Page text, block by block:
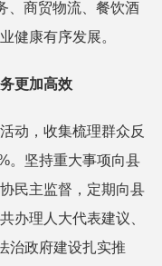
、商贸物流、餐饮酒
健康有序发展。
更加高效
，收集梳理群众反
。坚持重大事项向县
民主监督，定期向县
办理人大代表建议、
治政府建设扎实推